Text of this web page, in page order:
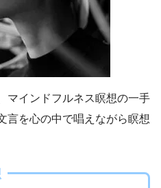
インドフルネス瞑想の一手
言を心の中で唱えながら瞑想